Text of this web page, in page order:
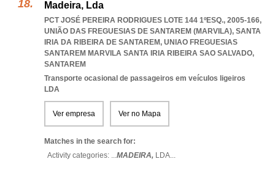
Madeira, Lda
PCT JOSÉ PEREIRA RODRIGUES LOTE 144 1ºESQ., 2005-166,
UNIÃO DAS FREGUESIAS DE SANTAREM (MARVILA), SANTA
IRIA DA RIBEIRA DE SANTAREM, UNIAO FREGUESIAS
SANTAREM MARVILA SANTA IRIA RIBEIRA SAO SALVADO,
SANTAREM
Transporte ocasional de passageiros em veículos ligeiros
LDA
Ver empresa Ver no Mapa
Matches in the search for:
Activity categories: ...MADEIRA, LDA...